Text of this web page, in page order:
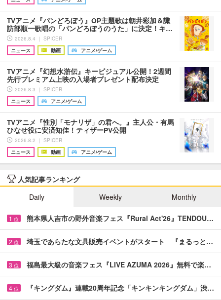
TVアニメ『パンどろぼう』OP主題歌は朝井彩加＆諏
訪部順一歌唱の「パンどろぼうのうた」に決定！キ…
2026.8.4 ｜ SPICER
ニュース
動画 アニメ/ゲーム
TVアニメ『幻想水滸伝』キービジュアル公開！2週間
先行プレミアム上映の入場者プレゼント配布決定
2026.8.3 ｜ SPICER
ニュース
アニメ/ゲーム
TVアニメ『性別「モナリザ」の君へ。』主人公・有馬
ひなせ役に安済知佳！ティザーPV公開
2026.8.2 ｜ SPICER
ニュース
動画 アニメ/ゲーム
人気記事ランキング
Daily
Weekly Monthly
1 位 熊本県人吉市の野外音楽フェス『Rural Act'26』TENDOU…
2 位 埼玉であらたな文具販売イベントがスタート 『まるっと…
3 位 福島最大級の音楽フェス『LIVE AZUMA 2026』無料で楽…
4 位 『キングダム』連載20周年記念「キンキンキングダム」渋…